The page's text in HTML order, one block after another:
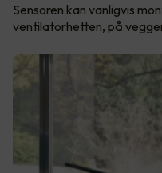
Sensoren kan vanligvis
ventilatorhetten, på